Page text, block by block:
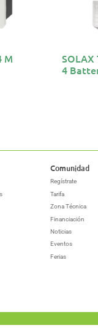
M
SOLAX
4
Comunidad
Regístrate
Tarifa
Zona Técnica
Financiación
Noticias
Eventos
Ferias